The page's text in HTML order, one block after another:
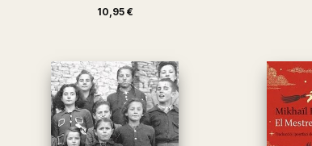
10,95 €